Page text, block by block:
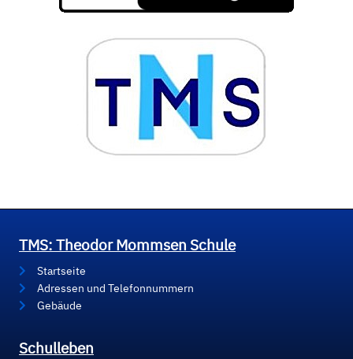
TMS: Theodor Mommsen Schule
Startseite
Adressen und Telefonnummern
Gebäude
Schulleben